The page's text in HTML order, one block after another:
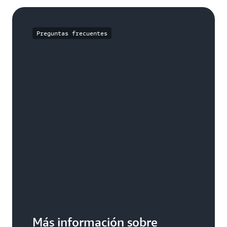
Preguntas frecuentes
Más información sobre